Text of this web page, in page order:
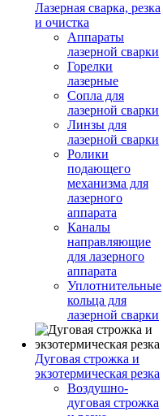
Лазерная сварка, резка
и очистка
Аппараты
лазерной сварки
Горелки
лазерные
Сопла для
лазерной сварки
Линзы для
лазерной сварки
Ролики
подающего
механизма для
лазерного
аппарата
Каналы
направляющие
для лазерного
аппарата
Уплотнительные
кольца для
лазерной сварки
Дуговая строжка и
экзотермическая резка
Воздушно-
дуговая строжка